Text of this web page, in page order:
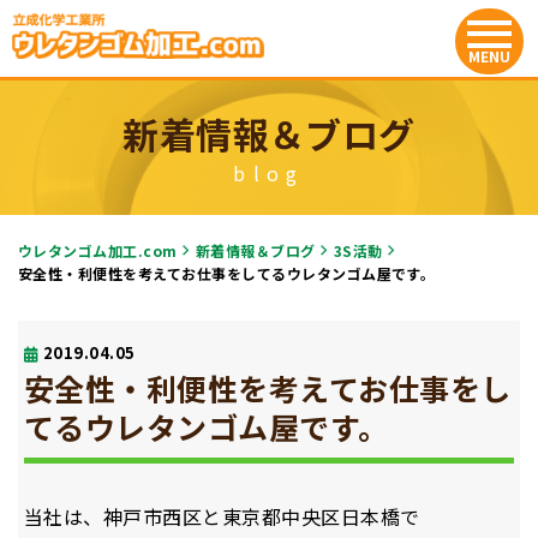
新着情報＆ブログ
blog
ウレタンゴム加工.com 新着情報＆ブログ
3S活動
安全性・利便性を考えてお仕事をしてるウレタンゴム屋です。
2019.04.05
安全性・利便性を考えてお仕事をし
てるウレタンゴム屋です。
当社は、神戸市西区と東京都中央区日本橋で